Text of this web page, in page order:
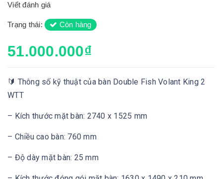
Viết đánh giá
Trạng thái: Còn hàng
51.000.000₫
🔰 Thông số kỹ thuật của bàn Double Fish Volant King 2
WTT
– Kích thước mặt bàn: 2740 x 1525 mm
– Chiều cao bàn: 760 mm
– Độ dày mặt bàn: 25 mm